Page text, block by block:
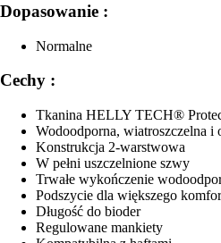
Dopasowanie :
Normalne
Cechy :
Tkanina HELLY TECH®
Wodoodporna, wiatroszczelna i
Konstrukcja 2-warstwowa
W pełni uszczelnione szwy
Trwałe wykończenie
Podszycie dla większego
Długość do bioder
Regulowane mankiety